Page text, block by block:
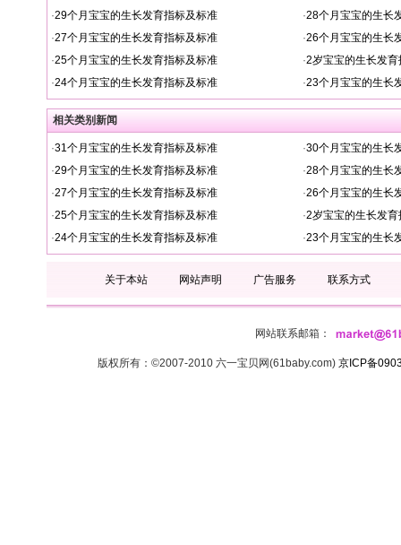
·29个月宝宝的生长发育指标及标准 ·28个月宝宝的生长
·27个月宝宝的生长发育指标及标准 ·26个月宝宝的生长
·25个月宝宝的生长发育指标及标准 ·2岁宝宝的生长发
·24个月宝宝的生长发育指标及标准 ·23个月宝宝的生长
相关类别新闻
·31个月宝宝的生长发育指标及标准 ·30个月宝宝的生长
·29个月宝宝的生长发育指标及标准 ·28个月宝宝的生长
·27个月宝宝的生长发育指标及标准 ·26个月宝宝的生长
·25个月宝宝的生长发育指标及标准 ·2岁宝宝的生长发
·24个月宝宝的生长发育指标及标准 ·23个月宝宝的生长
关于本站 网站声明 广告服务 联系方式
网站联系邮箱：
版权所有：©2007-2010 六一宝贝网(61baby.com) 京ICP备